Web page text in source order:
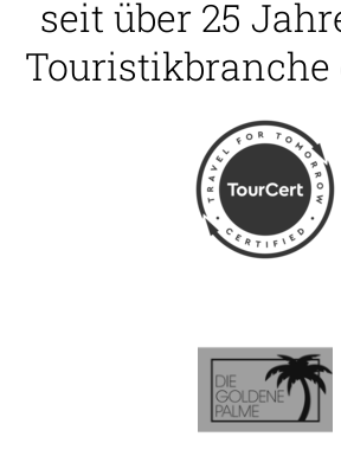
seit über 25
Touristikbranche